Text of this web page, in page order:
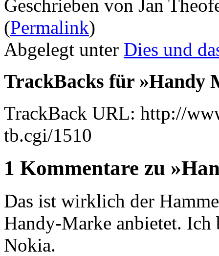
Geschrieben von Jan
(Permalink)
Abgelegt unter Dies und
TrackBacks für »Handy
TrackBack URL: http://
tb.cgi/1510
1 Kommentare zu
Das ist wirklich der
Handy-Marke anbietet. Ich
Nokia.